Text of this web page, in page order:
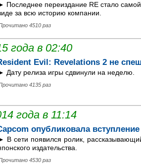
Последнее переиздание RE стало
за всю историю компании.
4510 раз
года в 02:40
Evil: Revelations 2 не
Дату релиза игры сдвинули на неделю.
4135 раз
года в 11:14
опубликовала
В сети появился ролик,
издательства.
4530 раз